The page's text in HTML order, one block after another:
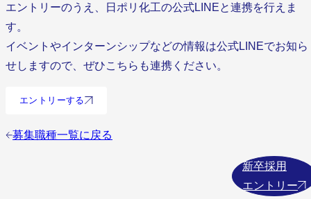
エントリーのうえ、日ポリ化工の公式LINEと連携を行えま
す。
イベントやインターンシップなどの情報は公式LINEでお知ら
せしますので、ぜひこちらも連携ください。
エントリーする
募集職種一覧に戻る
新卒採用
エントリー